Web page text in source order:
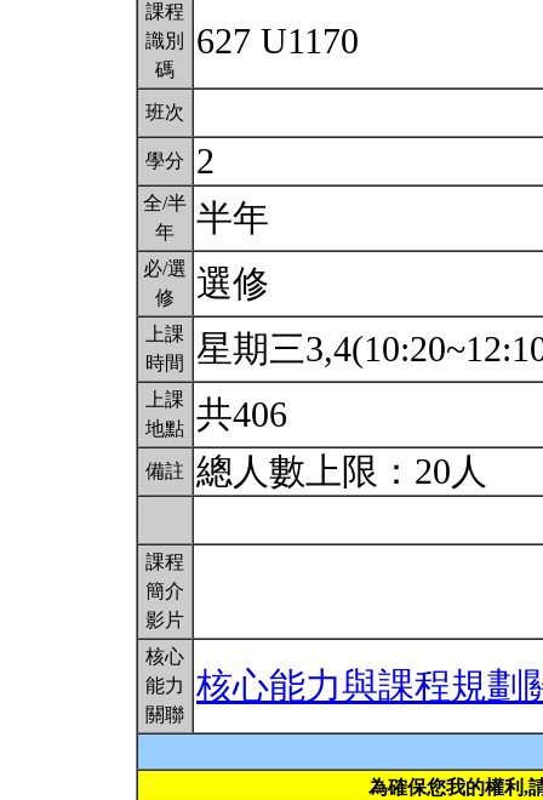
課程
識別
碼
627 U1170
班次
學分 2
全/半
年
半年
必/選
修
選修
上課
時間
星期三
上課
地點 共406
備註 總人數上限：20人
課程
簡介
影片
核心
能力
關聯
核心能力與課程規劃
為確保您我的權利,